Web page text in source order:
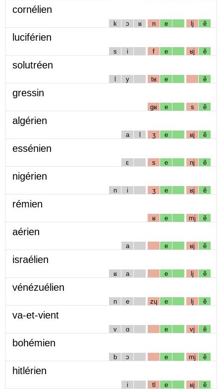
cornélien
k ɔ ʁ n e lj ẽ
luciférien
s i f e ʁj ẽ
solutréen
l y tʁ e ẽ
gressin
gʁ e s ẽ
algérien
a l ʒ e ʁj ẽ
essénien
ɛ s e nj ẽ
nigérien
n i ʒ e ʁj ẽ
rémien
ʁ e mj ẽ
aérien
a e ʁj ẽ
israélien
ʁ a e lj ẽ
vénézuélien
n e zɥ e lj ẽ
va-et-vient
v ɑ e vj ẽ
bohémien
b ɔ e mj ẽ
hitlérien
i tl e ʁj ẽ